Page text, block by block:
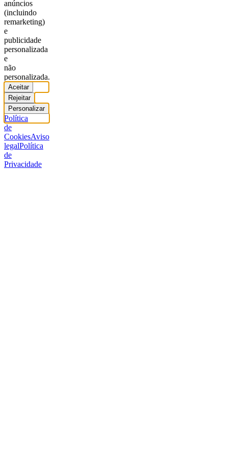
anúncios
(incluindo
remarketing)
e
publicidade
personalizada
e
não
personalizada.
Aceitar
Rejeitar
Personalizar
Política
de
CookiesAviso
legalPolítica
de
Privacidade